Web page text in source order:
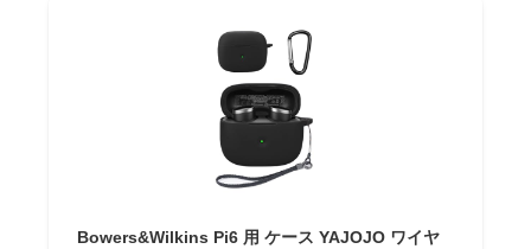
Bowers&Wilkins Pi6 用 ケース YAJOJO ワイヤ